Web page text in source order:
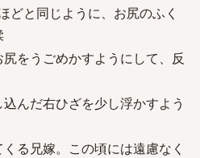
どと同じように、お尻のふく
をうごめかすようにして、反
んだ右ひざを少し浮かすよう
る兄嫁。この頃には遠慮なく